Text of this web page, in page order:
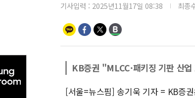
기사입력 : 2025년11월17일 08:38 최종
KB증권 "MLCC·패키징 기판 산
[서울=뉴스핌] 송기욱 기자 = KB증